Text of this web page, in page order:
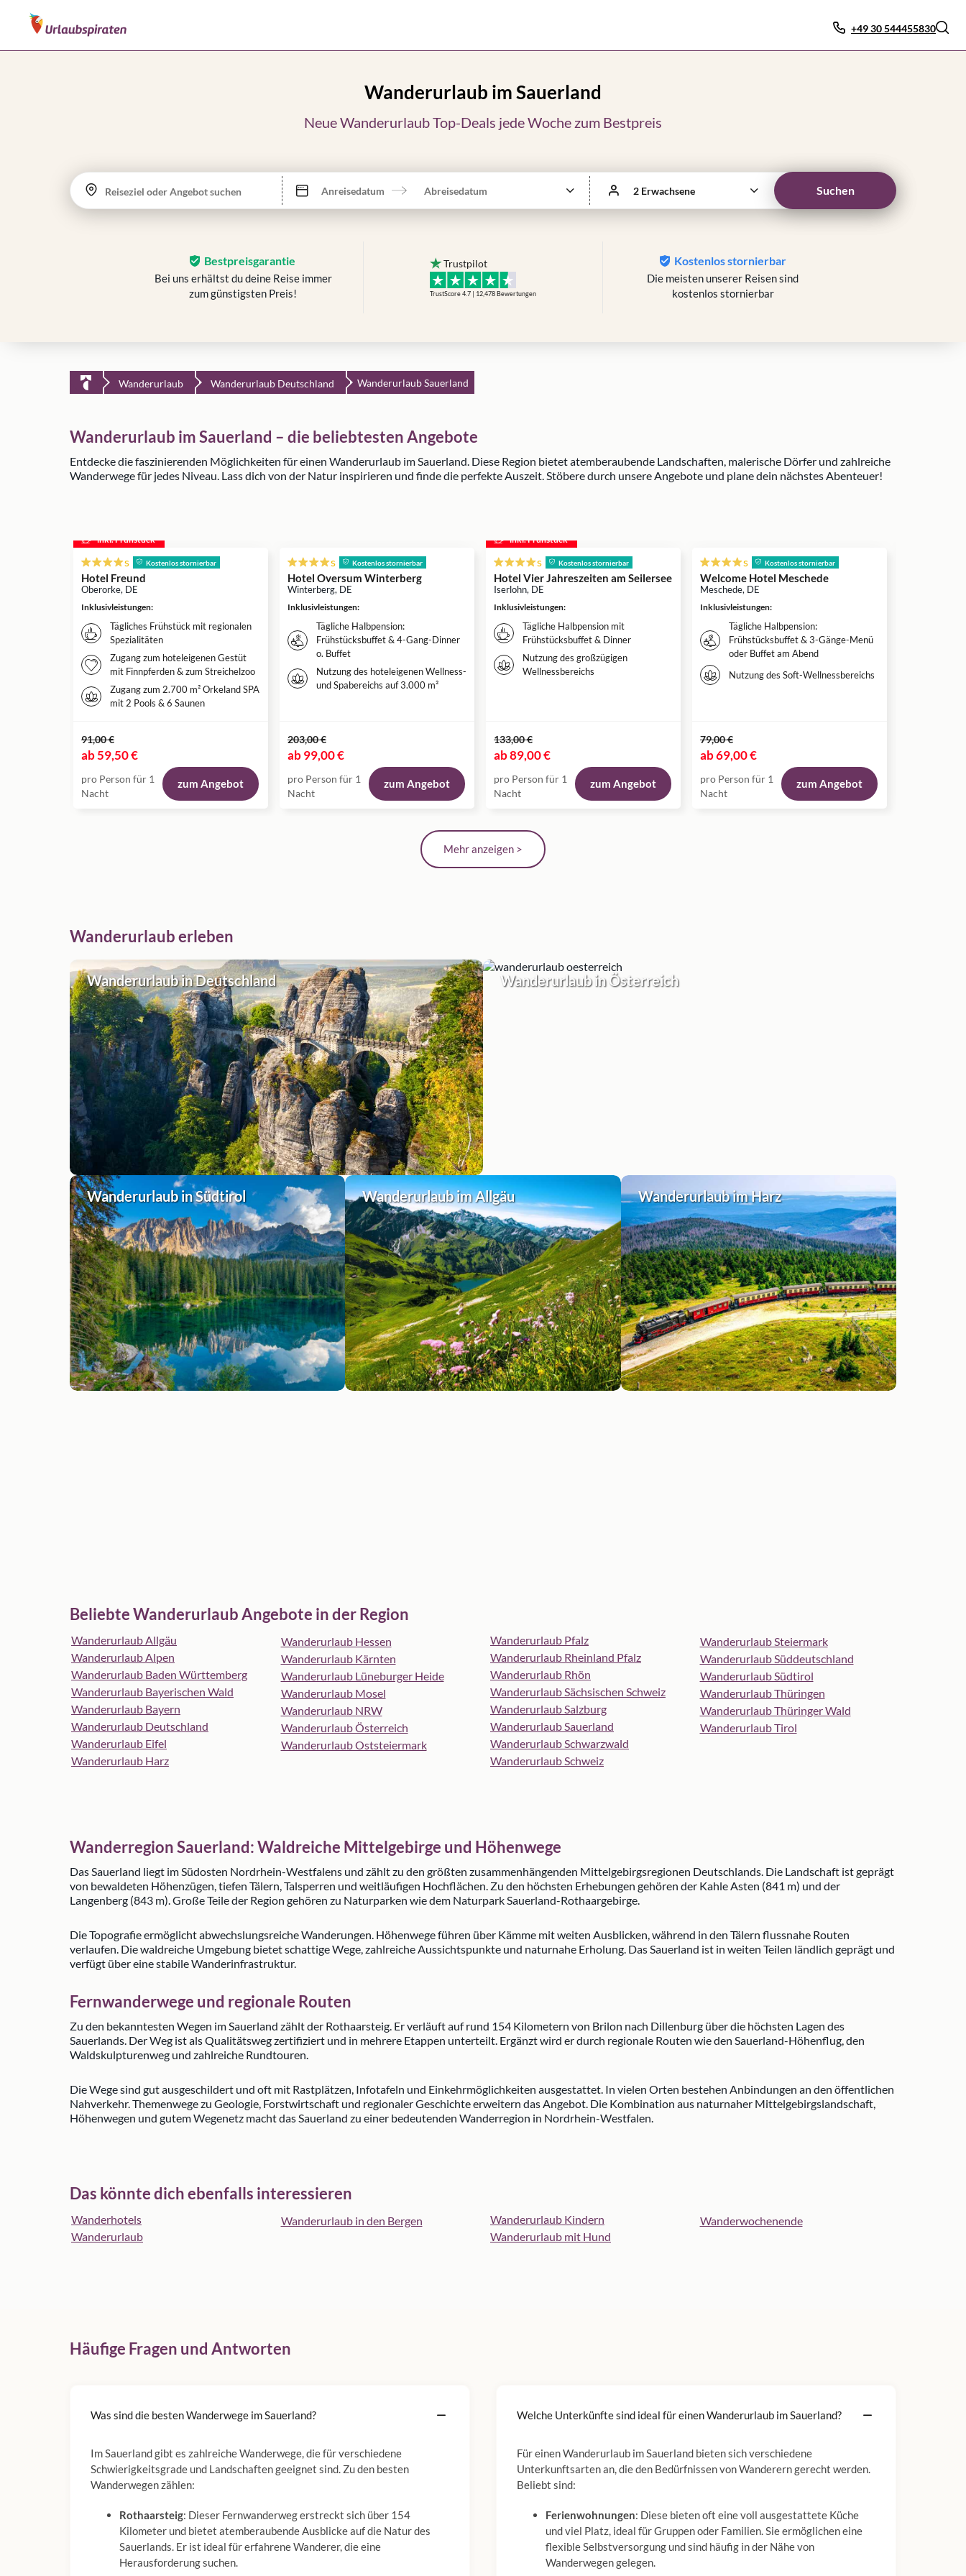
+49 30 544455830
Wanderurlaub im Sauerland
Neue Wanderurlaub Top-Deals jede Woche zum Bestpreis
Reiseziel oder Angebot suchen Anreisedatum Abreisedatum 2 Erwachsene Suchen
Bestpreisgarantie
Bei uns erhältst du deine Reise immer
zum günstigsten Preis!
Trustpilot
TrustScore 4.7 | 12,478Bewertungen
Kostenlos stornierbar
Die meisten unserer Reisen sind
kostenlos stornierbar
Wanderurlaub Wanderurlaub Deutschland Wanderurlaub Sauerland
Wanderurlaub im Sauerland – die beliebtesten Angebote
Entdecke die faszinierenden Möglichkeiten für einen Wanderurlaub im Sauerland. Diese Region bietet atemberaubende Landschaften, malerische Dörfer und zahlreiche
Wanderwege für jedes Niveau. Lass dich von der Natur inspirieren und finde die perfekte Auszeit. Stöbere durch unsere Angebote und plane dein nächstes Abenteuer!
inkl. Frühstück
s Kostenlos stornierbar
Hotel Freund
Oberorke, DE
Inklusivleistungen:
Tägliches Frühstück mit regionalen
Spezialitäten
Zugang zum hoteleigenen Gestüt
mit Finnpferden & zum Streichelzoo
Zugang zum 2.700 m² Orkeland SPA
mit 2 Pools & 6 Saunen
91,00 €
ab59,50 €
pro Person für 1
Nacht
zum Angebot
s Kostenlos stornierbar
Hotel Oversum Winterberg
Winterberg, DE
Inklusivleistungen:
Tägliche Halbpension:
Frühstücksbuffet & 4-Gang-Dinner
o. Buffet
Nutzung des hoteleigenen Wellness-
und Spabereichs auf 3.000 m²
203,00 €
ab99,00 €
pro Person für 1
Nacht
zum Angebot
inkl. Frühstück
s Kostenlos stornierbar
Hotel Vier Jahreszeiten am Seilersee
Iserlohn, DE
Inklusivleistungen:
Tägliche Halbpension mit
Frühstücksbuffet & Dinner
Nutzung des großzügigen
Wellnessbereichs
133,00 €
ab89,00 €
pro Person für 1
Nacht
zum Angebot
s Kostenlos stornierbar
Welcome Hotel Meschede
Meschede, DE
Inklusivleistungen:
Tägliche Halbpension:
Frühstücksbuffet & 3-Gänge-Menü
oder Buffet am Abend
Nutzung des Soft-Wellnessbereichs
79,00 €
ab69,00 €
pro Person für 1
Nacht
zum Angebot
Mehr anzeigen >
Wanderurlaub erleben
Wanderurlaub in Deutschland Wanderurlaub in Österreich
Wanderurlaub in Südtirol Wanderurlaub im Allgäu Wanderurlaub im Harz
Beliebte Wanderurlaub Angebote in der Region
Wanderurlaub Allgäu
Wanderurlaub Alpen
Wanderurlaub Baden Württemberg
Wanderurlaub Bayerischen Wald
Wanderurlaub Bayern
Wanderurlaub Deutschland
Wanderurlaub Eifel
Wanderurlaub Harz
Wanderurlaub Hessen
Wanderurlaub Kärnten
Wanderurlaub Lüneburger Heide
Wanderurlaub Mosel
Wanderurlaub NRW
Wanderurlaub Österreich
Wanderurlaub Oststeiermark
Wanderurlaub Pfalz
Wanderurlaub Rheinland Pfalz
Wanderurlaub Rhön
Wanderurlaub Sächsischen Schweiz
Wanderurlaub Salzburg
Wanderurlaub Sauerland
Wanderurlaub Schwarzwald
Wanderurlaub Schweiz
Wanderurlaub Steiermark
Wanderurlaub Süddeutschland
Wanderurlaub Südtirol
Wanderurlaub Thüringen
Wanderurlaub Thüringer Wald
Wanderurlaub Tirol
Wanderregion Sauerland: Waldreiche Mittelgebirge und Höhenwege
Das Sauerland liegt im Südosten Nordrhein-Westfalens und zählt zu den größten zusammenhängenden Mittelgebirgsregionen Deutschlands. Die Landschaft ist geprägt
von bewaldeten Höhenzügen, tiefen Tälern, Talsperren und weitläufigen Hochflächen. Zu den höchsten Erhebungen gehören der Kahle Asten (841 m) und der
Langenberg (843 m). Große Teile der Region gehören zu Naturparken wie dem Naturpark Sauerland-Rothaargebirge.
Die Topografie ermöglicht abwechslungsreiche Wanderungen. Höhenwege führen über Kämme mit weiten Ausblicken, während in den Tälern flussnahe Routen
verlaufen. Die waldreiche Umgebung bietet schattige Wege, zahlreiche Aussichtspunkte und naturnahe Erholung. Das Sauerland ist in weiten Teilen ländlich geprägt und
verfügt über eine stabile Wanderinfrastruktur.
Fernwanderwege und regionale Routen
Zu den bekanntesten Wegen im Sauerland zählt der Rothaarsteig. Er verläuft auf rund 154 Kilometern von Brilon nach Dillenburg über die höchsten Lagen des
Sauerlands. Der Weg ist als Qualitätsweg zertifiziert und in mehrere Etappen unterteilt. Ergänzt wird er durch regionale Routen wie den Sauerland-Höhenflug, den
Waldskulpturenweg und zahlreiche Rundtouren.
Die Wege sind gut ausgeschildert und oft mit Rastplätzen, Infotafeln und Einkehrmöglichkeiten ausgestattet. In vielen Orten bestehen Anbindungen an den öffentlichen
Nahverkehr. Themenwege zu Geologie, Forstwirtschaft und regionaler Geschichte erweitern das Angebot. Die Kombination aus naturnaher Mittelgebirgslandschaft,
Höhenwegen und gutem Wegenetz macht das Sauerland zu einer bedeutenden Wanderregion in Nordrhein-Westfalen.
Das könnte dich ebenfalls interessieren
Wanderhotels
Wanderurlaub
Wanderurlaub in den Bergen
Wanderurlaub Kindern
Wanderurlaub mit Hund
Wanderwochenende
Häufige Fragen und Antworten
Was sind die besten Wanderwege im Sauerland?
Im Sauerland gibt es zahlreiche Wanderwege, die für verschiedene
Schwierigkeitsgrade und Landschaften geeignet sind. Zu den besten
Wanderwegen zählen:
Rothaarsteig: Dieser Fernwanderweg erstreckt sich über 154
Kilometer und bietet atemberaubende Ausblicke auf die Natur des
Sauerlands. Er ist ideal für erfahrene Wanderer, die eine
Herausforderung suchen.
Welche Unterkünfte sind ideal für einen Wanderurlaub im Sauerland?
Für einen Wanderurlaub im Sauerland bieten sich verschiedene
Unterkunftsarten an, die den Bedürfnissen von Wanderern gerecht werden.
Beliebt sind:
Ferienwohnungen: Diese bieten oft eine voll ausgestattete Küche
und viel Platz, ideal für Gruppen oder Familien. Sie ermöglichen eine
flexible Selbstversorgung und sind häufig in der Nähe von
Wanderwegen gelegen.